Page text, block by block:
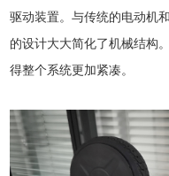
驱动装置。与传统的电动机
的设计大大简化了机械结构
得整个系统更加紧凑。